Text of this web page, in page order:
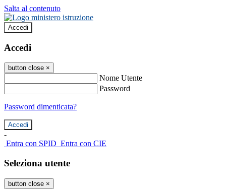
Salta al contenuto
Accedi
Accedi
button close ×
Nome Utente
Password
Password dimenticata?
-
Entra con SPID Entra con CIE
Seleziona utente
button close ×